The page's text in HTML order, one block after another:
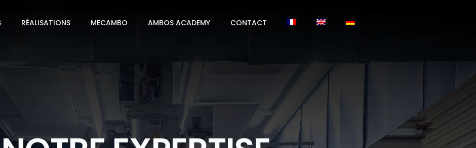
RÉALISATIONS MECAMBO AMBOS ACADEMY CONTACT